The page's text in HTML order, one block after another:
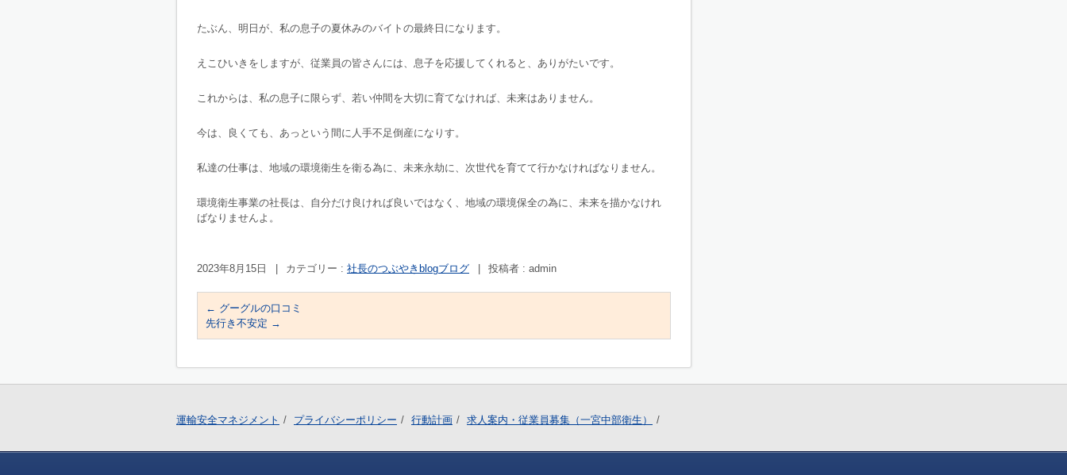
たぶん、明日が、私の息子の夏休みのバイトの最終日になります。
えこひいきをしますが、従業員の皆さんには、息子を応援してくれると、ありがたいです。
これからは、私の息子に限らず、若い仲間を大切に育てなければ、未来はありません。
今は、良くても、あっという間に人手不足倒産になりす。
私達の仕事は、地域の環境衛生を衛る為に、未来永劫に、次世代を育てて行かなければなりません。
環境衛生事業の社長は、自分だけ良ければ良いではなく、地域の環境保全の為に、未来を描かなけれ
ばなりませんよ。
2023年8月15日 カテゴリー : 社長のつぶやきblogブログ 投稿者 : admin
← グーグルの口コミ
先行き不安定 →
運輸安全マネジメント プライバシーポリシー 行動計画 求人案内・従業員募集（一宮中部衛生）